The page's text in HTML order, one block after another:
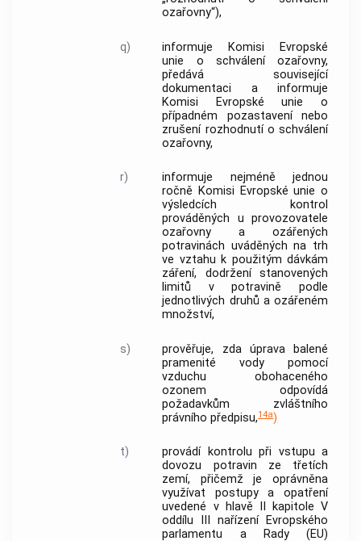
ozařovny“),
q)
informuje Komisi Evropské
unie o schválení ozařovny,
předává související
dokumentaci a informuje
Komisi Evropské unie o
případném pozastavení nebo
zrušení rozhodnutí o schválení
ozařovny,
r)
informuje nejméně jednou
ročně Komisi Evropské unie o
výsledcích
kontrol
prováděných u provozovatele
ozařovny a ozářených
potravinách uváděných na trh
ve vztahu k použitým dávkám
záření, dodržení stanovených
limitů v potravině podle
jednotlivých druhů a ozářeném
množství,
s)
prověřuje, zda úprava balené
pramenité vody pomocí
vzduchu obohaceného
ozonem odpovídá
požadavkům zvláštního
právního předpisu,14a)
t)
provádí kontrolu při vstupu a
dovozu potravin ze třetích
zemí, přičemž je oprávněna
využívat postupy a opatření
uvedené v hlavě II kapitole V
oddílu III nařízení Evropského
parlamentu a Rady (EU)